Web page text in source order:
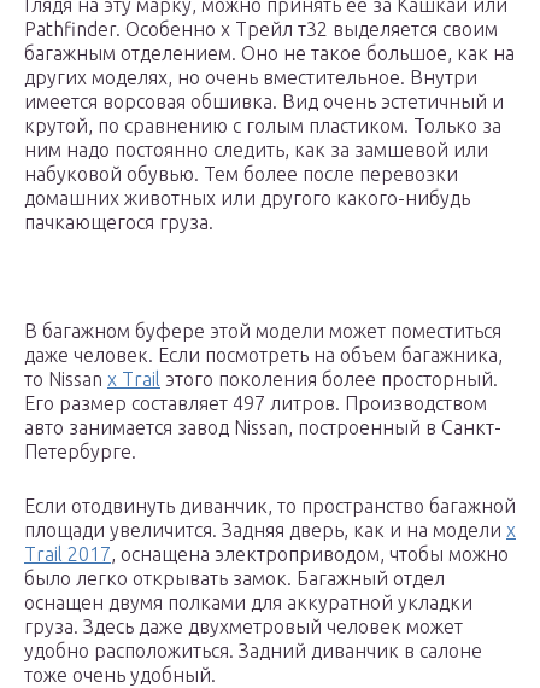
Глядя на эту марку, можно принять ее за Кашкай или
Pathfinder. Особенно х Трейл т32 выделяется своим
багажным отделением. Оно не такое большое, как на
других моделях, но очень вместительное. Внутри
имеется ворсовая обшивка. Вид очень эстетичный и
крутой, по сравнению с голым пластиком. Только за
ним надо постоянно следить, как за замшевой или
набуковой обувью. Тем более после перевозки
домашних животных или другого какого-нибудь
пачкающегося груза.
В багажном буфере этой модели может поместиться
даже человек. Если посмотреть на объем багажника,
то Nissan x Trail этого поколения более просторный.
Его размер составляет 497 литров. Производством
авто занимается завод Nissan, построенный в Санкт-
Петербурге.
Если отодвинуть диванчик, то пространство багажной
площади увеличится. Задняя дверь, как и на модели x
Trail 2017, оснащена электроприводом, чтобы можно
было легко открывать замок. Багажный отдел
оснащен двумя полками для аккуратной укладки
груза. Здесь даже двухметровый человек может
удобно расположиться. Задний диванчик в салоне
тоже очень удобный.